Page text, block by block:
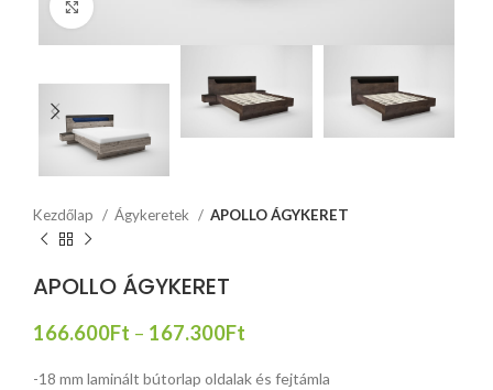
Kezdőlap Ágykeretek APOLLO ÁGYKERET
APOLLO ÁGYKERET
166.600Ft – 167.300Ft
-18 mm laminált bútorlap oldalak és fejtámla